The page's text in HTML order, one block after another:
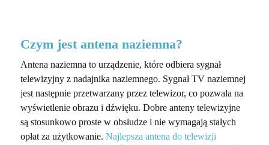
Czym jest antena naziemna?
Antena naziemna to urządzenie, które odbiera sygnał
telewizyjny z nadajnika naziemnego. Sygnał TV naziemnej
jest następnie przetwarzany przez telewizor, co pozwala na
wyświetlenie obrazu i dźwięku. Dobre anteny telewizyjne
są stosunkowo proste w obsłudze i nie wymagają stałych
opłat za użytkowanie. Najlepsza antena do telewizji